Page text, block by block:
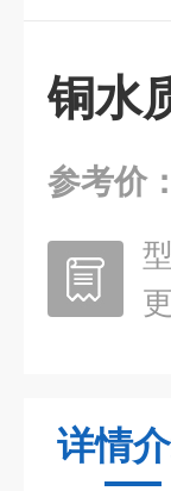
铜水
参考价：
详情